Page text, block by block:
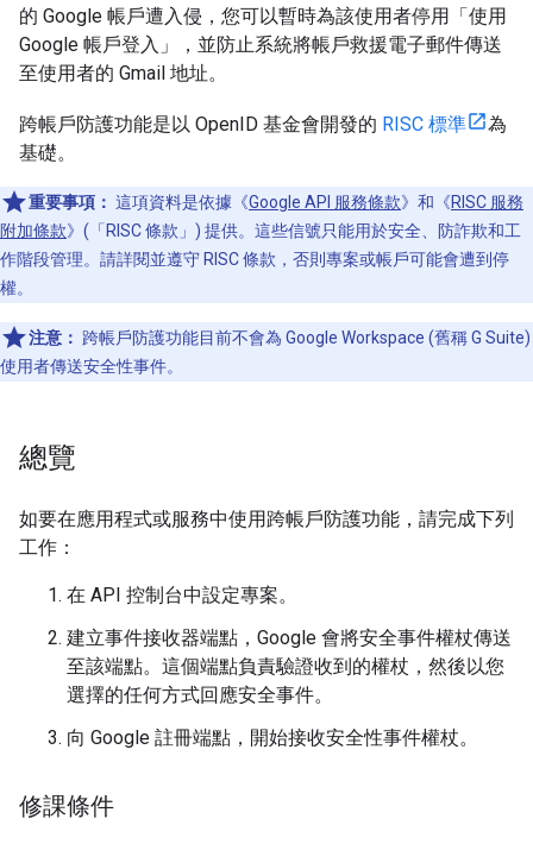
的 Google 帳戶遭入侵，您可以暫時為該使用者停用「使用
Google 帳戶登入」，並防止系統將帳戶救援電子郵件傳送
至使用者的 Gmail 地址。
跨帳戶防護功能是以 OpenID 基金會開發的 RISC 標準
為
基礎。
重要事項： 這項資料是依據《Google API 服務條款》和《RISC 服務
附加條款》(「RISC 條款」) 提供。這些信號只能用於安全、防詐欺和工
作階段管理。請詳閱並遵守 RISC 條款，否則專案或帳戶可能會遭到停
權。
注意： 跨帳戶防護功能目前不會為 Google Workspace (舊稱 G Suite)
使用者傳送安全性事件。
總覽
如要在應用程式或服務中使用跨帳戶防護功能，請完成下列
工作：
在 API 控制台中設定專案。
建立事件接收器端點，Google 會將安全事件權杖傳送
至該端點。這個端點負責驗證收到的權杖，然後以您
選擇的任何方式回應安全事件。
向 Google 註冊端點，開始接收安全性事件權杖。
修課條件